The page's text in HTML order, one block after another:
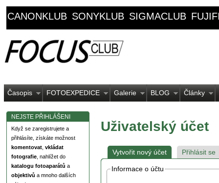
CANONKLUB SONYKLUB SIGMACLUB
Časopis FOTOEXPEDICE Galerie BLOG Články
NEJSTE PŘIHLÁŠENI
Když se zaregistrujete a
přihlásíte, získáte možnost
komentovat vkládat
fotografie , nahlížet do
katalogu fotoaparátů a
objektivů a mnoho dalších
Uživatelský účet
Vytvořit nový účet Přihlásit se
Informace o účtu